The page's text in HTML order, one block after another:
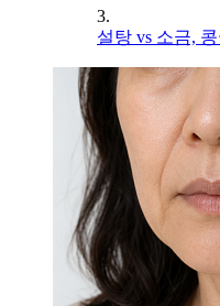
3.
설탕 vs 소금,